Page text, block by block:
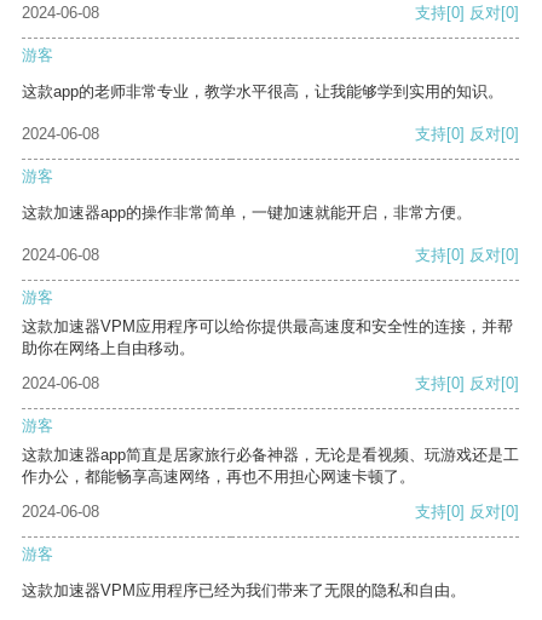
2024-06-08
支持[0] 反对[0]
游客
这款app的老师非常专业，教学水平很高，让我能够学到实用的知识。
2024-06-08 支持[0] 反对[0]
游客
这款加速器app的操作非常简单，一键加速就能开启，非常方便。
2024-06-08 支持[0] 反对[0]
游客
这款加速器VPM应用程序可以给你提供最高速度和安全性的连接，并帮
助你在网络上自由移动。
2024-06-08
支持[0] 反对[0]
游客
这款加速器app简直是居家旅行必备神器，无论是看视频、玩游戏还是工
作办公，都能畅享高速网络，再也不用担心网速卡顿了。
2024-06-08
支持[0] 反对[0]
游客
这款加速器VPM应用程序已经为我们带来了无限的隐私和自由。